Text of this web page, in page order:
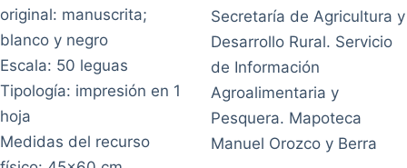
original: manuscrita;
blanco y negro
Escala: 50 leguas
Tipología: impresión en 1
hoja
Medidas del recurso
Secretaría de Agricultura y
Desarrollo Rural. Servicio
de Información
Agroalimentaria y
Pesquera. Mapoteca
Manuel Orozco y Berra